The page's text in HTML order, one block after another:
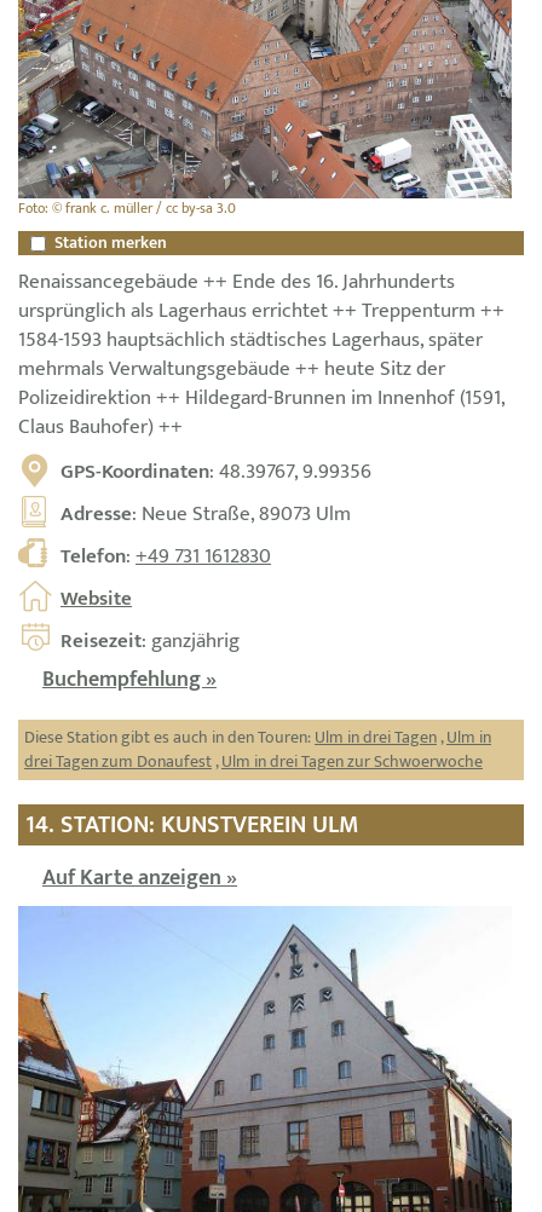
Foto: © frank c. müller / cc by-sa 3.0
Station merken
Renaissancegebäude ++ Ende des 16. Jahrhunderts
ursprünglich als Lagerhaus errichtet ++ Treppenturm ++
1584-1593 hauptsächlich städtisches Lagerhaus, später
mehrmals Verwaltungsgebäude ++ heute Sitz der
Polizeidirektion ++ Hildegard-Brunnen im Innenhof (1591,
Claus Bauhofer) ++
GPS-Koordinaten: 48.39767, 9.99356
Adresse: Neue Straße, 89073 Ulm
Telefon:+49 731 1612830
Website
Reisezeit: ganzjährig
Buchempfehlung »
Diese Station gibt es auch in den Touren:Ulm in drei Tagen,Ulm in
drei Tagen zum Donaufest,Ulm in drei Tagen zur Schwoerwoche
14. STATION: KUNSTVEREIN ULM
Auf Karte anzeigen »